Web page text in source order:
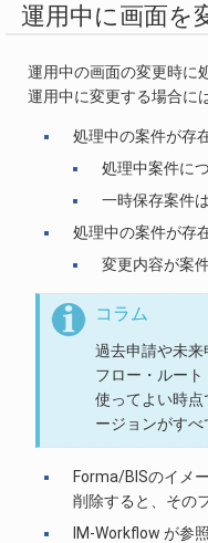
運用中に画面を
運用中の画面の変更時に
運用中に変更する場合に
処理中の案件が存
処理中案件に
一時保存案件
処理中の案件が存
変更内容が案
コラム
過去申請や未
フロー・ルー
使ってよい時
ージョンがす
Forma/BISのイメ
削除すると、その
IM-Workflow が参